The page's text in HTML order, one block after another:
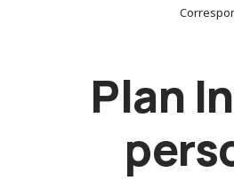
Plan